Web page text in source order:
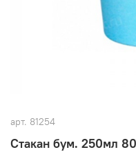
арт. 81254
Стакан бум. 250мл